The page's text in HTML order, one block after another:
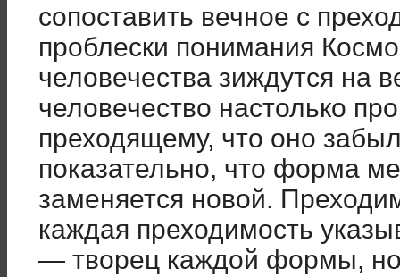
сопоставить вечное с
проблески понимания
человечества зиждутся на
человечество настолько
преходящему, что оно
показательно, что форма
заменяется новой.
каждая преходимость
— творец каждой формы, но